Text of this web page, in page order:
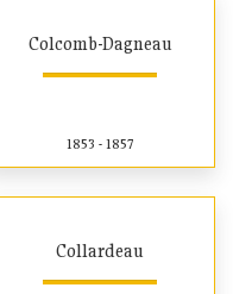
Colcomb-Dagneau
1853 - 1857
Collardeau